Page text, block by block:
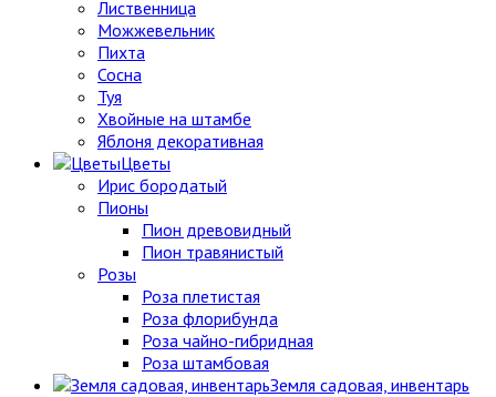
Лиственница
Можжевельник
Пихта
Сосна
Туя
Хвойные на штамбе
Яблоня декоративная
Цветы
Ирис бородатый
Пионы
Пион древовидный
Пион травянистый
Розы
Роза плетистая
Роза флорибунда
Роза чайно-гибридная
Роза штамбовая
Земля садовая, инвентарь